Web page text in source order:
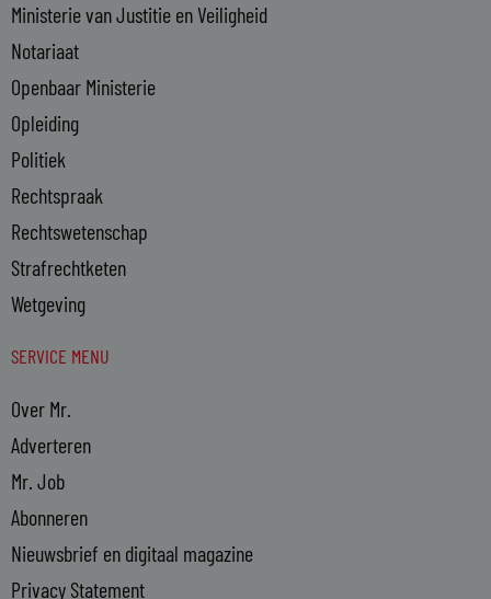
Ministerie van Justitie en Veiligheid
Notariaat
Openbaar Ministerie
Opleiding
Politiek
Rechtspraak
Rechtswetenschap
Strafrechtketen
Wetgeving
SERVICE MENU
Over Mr.
Adverteren
Mr. Job
Abonneren
Nieuwsbrief en digitaal magazine
Privacy Statement